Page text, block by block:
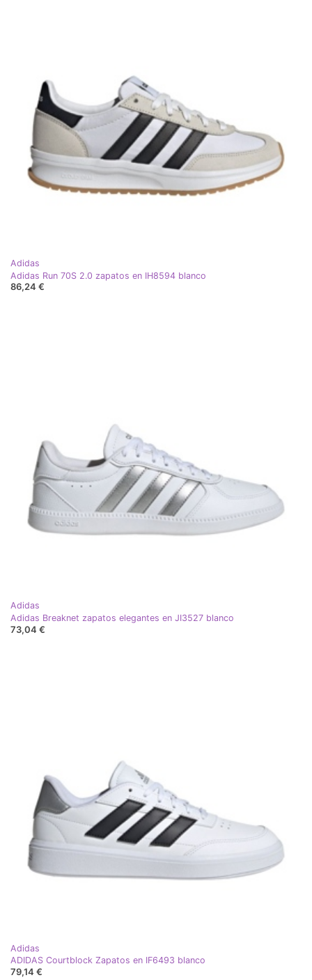
Adidas
Adidas Run 70S 2.0 zapatos en IH8594 blanco
86,24 €
Adidas
Adidas Breaknet zapatos elegantes en JI3527 blanco
73,04 €
Adidas
ADIDAS Courtblock Zapatos en IF6493 blanco
79,14 €